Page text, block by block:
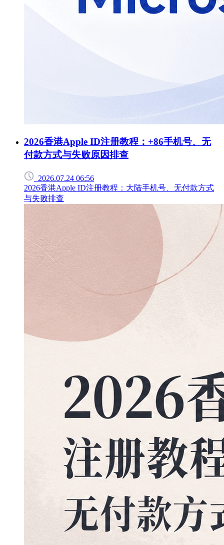
2026香港Apple ID注册教程：+86手机号、无
付款方式与失败原因排查
2026.07.24 06:56
2026香港Apple ID注册教程：大陆手机号、无付款方式
与失败排查